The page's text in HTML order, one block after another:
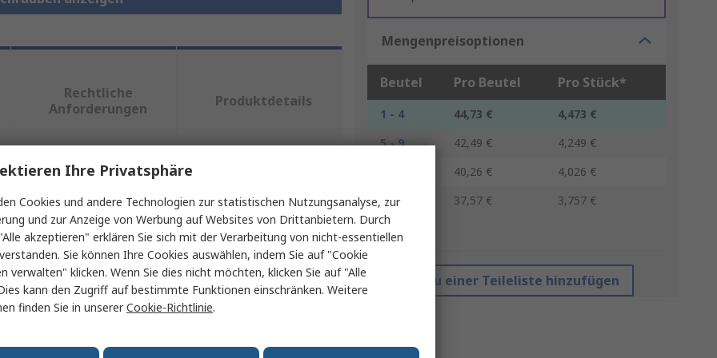
Mengenpreisoptionen
Beutel Pro Beutel Pro Stück*
1 - 4 44,73 €
4,473 €
5 - 9
42,49 €
4,249 €
40,26 €
4,026 €
30 +
37,57 € 3,757 €
*Richtpreis
Zu einer Teileliste hinzufügen
Rechtliche
Anforderungen
Produktdetails
oder mehrere Eigenschaften auswählen.
Wert
RS PRO
Sechskantschraube
Ihre Privatsphäre
Cookies und andere Technologien zur statistischen Nutzungsanalyse, zur
und zur Anzeige von Werbung auf Websites von Drittanbietern. Durch
akzeptieren" erklären Sie sich mit der Verarbeitung von nicht-essentiellen
Sie können Ihre Cookies auswählen, indem Sie auf "Cookie
verwalten" klicken. Wenn Sie dies nicht möchten, klicken Sie auf "Alle
kann den Zugriff auf bestimmte Funktionen einschränken. Weitere
finden Sie in unsererCookie-Richtlinie.